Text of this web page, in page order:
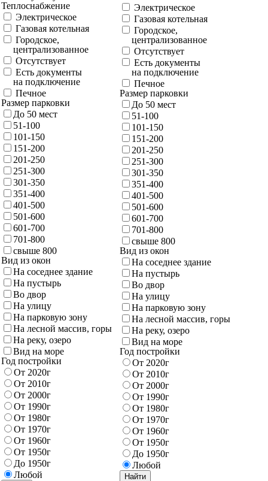
Теплоснабжение
Электрическое
Газовая котельная
Городское,
централизованное
Отсутствует
Есть документы
на подключение
Печное
Размер парковки
До 50 мест
51-100
101-150
151-200
201-250
251-300
301-350
351-400
401-500
501-600
601-700
701-800
свыше 800
Вид из окон
На соседнее здание
На пустырь
Во двор
На улицу
На парковую зону
На лесной массив, горы
На реку, озеро
Вид на море
Год постройки
От 2020г
От 2010г
От 2000г
От 1990г
От 1980г
От 1970г
От 1960г
От 1950г
До 1950г
Любой
Электрическое
Газовая котельная
Городское,
централизованное
Отсутствует
Есть документы
на подключение
Печное
Размер парковки
До 50 мест
51-100
101-150
151-200
201-250
251-300
301-350
351-400
401-500
501-600
601-700
701-800
свыше 800
Вид из окон
На соседнее здание
На пустырь
Во двор
На улицу
На парковую зону
На лесной массив, горы
На реку, озеро
Вид на море
Год постройки
От 2020г
От 2010г
От 2000г
От 1990г
От 1980г
От 1970г
От 1960г
От 1950г
До 1950г
Любой